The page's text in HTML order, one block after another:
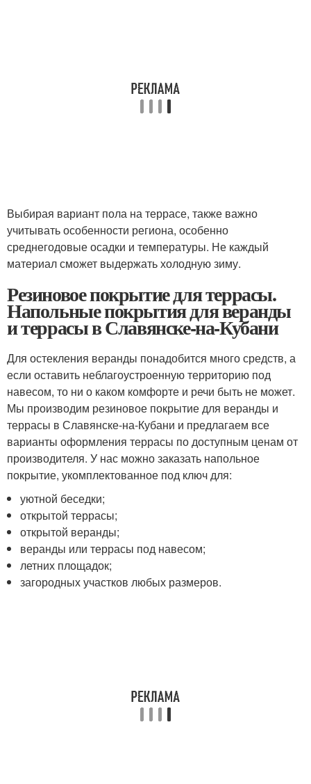
Выбирая вариант пола на террасе, также важно
учитывать особенности региона, особенно
среднегодовые осадки и температуры. Не каждый
материал сможет выдержать холодную зиму.
Резиновое покрытие для террасы.
Напольные покрытия для веранды
и террасы в Славянске-на-Кубани
Для остекления веранды понадобится много средств, а
если оставить неблагоустроенную территорию под
навесом, то ни о каком комфорте и речи быть не может.
Мы производим резиновое покрытие для веранды и
террасы в Славянске-на-Кубани и предлагаем все
варианты оформления террасы по доступным ценам от
производителя. У нас можно заказать напольное
покрытие, укомплектованное под ключ для:
уютной беседки;
открытой террасы;
открытой веранды;
веранды или террасы под навесом;
летних площадок;
загородных участков любых размеров.